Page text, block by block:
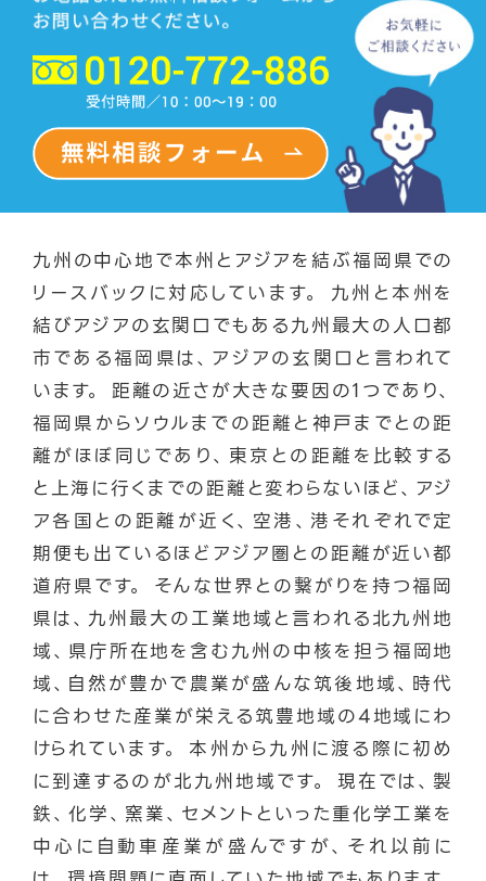
九州の中心地で本州とアジアを結ぶ福岡県での
リースバックに対応しています。 九州と本州を
結びアジアの玄関口でもある九州最大の人口都
市である福岡県は、アジアの玄関口と言われて
います。 距離の近さが大きな要因の1つであり、
福岡県からソウルまでの距離と神戸までとの距
離がほぼ同じであり、東京との距離を比較する
と上海に行くまでの距離と変わらないほど、アジ
ア各国との距離が近く、空港、港それぞれで定
期便も出ているほどアジア圏との距離が近い都
道府県です。 そんな世界との繋がりを持つ福岡
県は、九州最大の工業地域と言われる北九州地
域、県庁所在地を含む九州の中核を担う福岡地
域、自然が豊かで農業が盛んな筑後地域、時代
に合わせた産業が栄える筑豊地域の4地域にわ
けられています。 本州から九州に渡る際に初め
に到達するのが北九州地域です。 現在では、製
鉄、化学、窯業、セメントといった重化学工業を
中心に自動車産業が盛んですが、それ以前に